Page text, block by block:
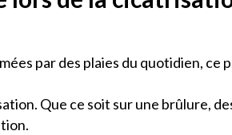
par des plaies du quotidien,
Que ce soit sur une brûlure,